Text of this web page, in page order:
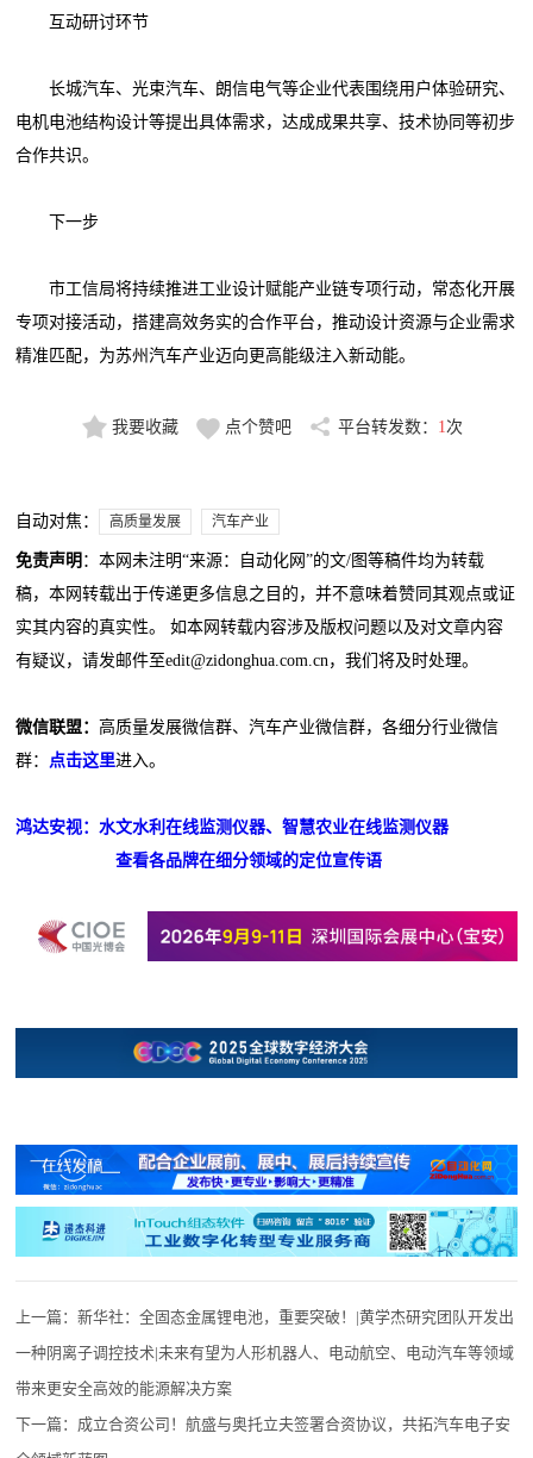
互动研讨环节
长城汽车、光束汽车、朗信电气等企业代表围绕用户体验研究、
电机电池结构设计等提出具体需求，达成成果共享、技术协同等初步
合作共识。
下一步
市工信局将持续推进工业设计赋能产业链专项行动，常态化开展
专项对接活动，搭建高效务实的合作平台，推动设计资源与企业需求
精准匹配，为苏州汽车产业迈向更高能级注入新动能。
我要收藏 点个赞吧 平台转发数： 1 次
自动对焦： 高质量发展 汽车产业
免责声明 ：本网未注明“来源：自动化网”的文/图等稿件均为转载
稿，本网转载出于传递更多信息之目的，并不意味着赞同其观点或证
实其内容的真实性。 如本网转载内容涉及版权问题以及对文章内容
有疑议，请发邮件至edit@zidonghua.com.cn，我们将及时处理。
微信联盟： 高质量发展微信群、汽车产业微信群，各细分行业微信
群：
点击这里进入。
鸿达安视：水文水利在线监测仪器、智慧农业在线监测仪器
查看各品牌在细分领域的定位宣传语
上一篇：新华社：全固态金属锂电池，重要突破！|黄学杰研究团队开发出
一种阴离子调控技术|未来有望为人形机器人、电动航空、电动汽车等领域
带来更安全高效的能源解决方案
下一篇： 成立合资公司！航盛与奥托立夫签署合资协议，共拓汽车电子安